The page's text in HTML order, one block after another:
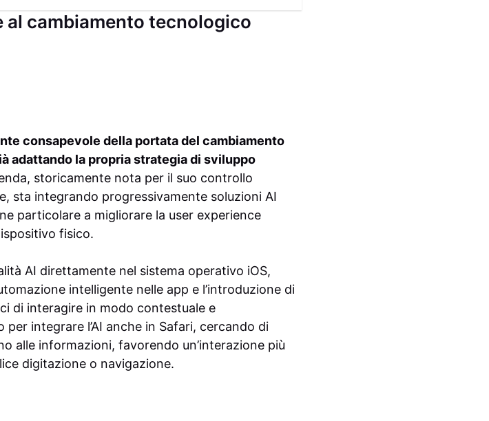
al cambiamento tecnologico
consapevole della portata del cambiamento
adattando la propria strategia di sviluppo
storicamente nota per il suo controllo
sta integrando progressivamente soluzioni AI
particolare a migliorare la user experience
fisico.
AI direttamente nel sistema operativo iOS,
intelligente nelle app e l’introduzione di
di interagire in modo contestuale e
integrare l’AI anche in Safari, cercando di
alle informazioni, favorendo un’interazione più
digitazione o navigazione.